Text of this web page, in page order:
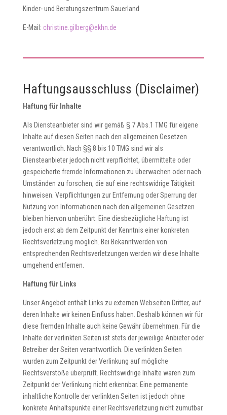
Kinder- und Beratungszentrum Sauerland
E-Mail: christine.gilberg@ekhn.de
Haftungsausschluss (Disclaimer)
Haftung für Inhalte
Als Diensteanbieter sind wir gemäß § 7 Abs.1 TMG für eigene
Inhalte auf diesen Seiten nach den allgemeinen Gesetzen
verantwortlich. Nach §§ 8 bis 10 TMG sind wir als
Diensteanbieter jedoch nicht verpflichtet, übermittelte oder
gespeicherte fremde Informationen zu überwachen oder nach
Umständen zu forschen, die auf eine rechtswidrige Tätigkeit
hinweisen. Verpflichtungen zur Entfernung oder Sperrung der
Nutzung von Informationen nach den allgemeinen Gesetzen
bleiben hiervon unberührt. Eine diesbezügliche Haftung ist
jedoch erst ab dem Zeitpunkt der Kenntnis einer konkreten
Rechtsverletzung möglich. Bei Bekanntwerden von
entsprechenden Rechtsverletzungen werden wir diese Inhalte
umgehend entfernen.
Haftung für Links
Unser Angebot enthält Links zu externen Webseiten Dritter, auf
deren Inhalte wir keinen Einfluss haben. Deshalb können wir für
diese fremden Inhalte auch keine Gewähr übernehmen. Für die
Inhalte der verlinkten Seiten ist stets der jeweilige Anbieter oder
Betreiber der Seiten verantwortlich. Die verlinkten Seiten
wurden zum Zeitpunkt der Verlinkung auf mögliche
Rechtsverstöße überprüft. Rechtswidrige Inhalte waren zum
Zeitpunkt der Verlinkung nicht erkennbar. Eine permanente
inhaltliche Kontrolle der verlinkten Seiten ist jedoch ohne
konkrete Anhaltspunkte einer Rechtsverletzung nicht zumutbar.